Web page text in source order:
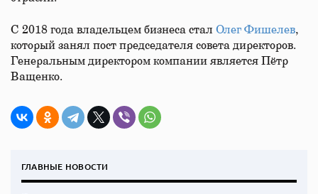
С 2018 года владельцем бизнеса стал Олег Фишелев,
который занял пост председателя совета директоров.
Генеральным директором компании является Пётр
Ващенко.
ГЛАВНЫЕ НОВОСТИ